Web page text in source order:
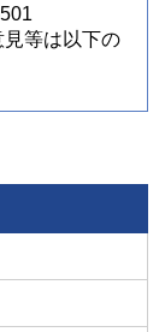
等は以下の